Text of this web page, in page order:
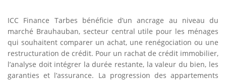
ICC Finance Tarbes bénéficie d’un ancrage au niveau du
marché Brauhauban, secteur central utile pour les ménages
qui souhaitent comparer un achat, une renégociation ou une
restructuration de crédit. Pour un rachat de crédit immobilier,
l’analyse doit intégrer la durée restante, la valeur du bien, les
garanties et l’assurance. La progression des appartements